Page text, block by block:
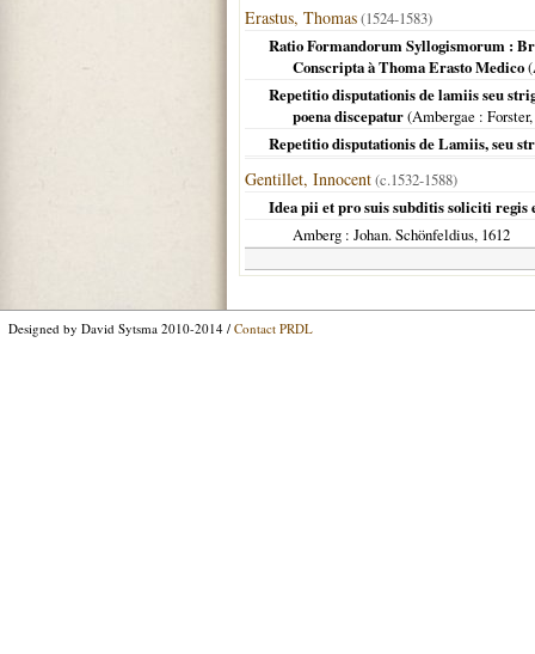
Erastus, Thomas(1524-1583)
Ratio Formandorum Syllogismorum :
Conscripta à Thoma Erasto Medico(
Repetitio disputationis de lamiis seu
poena discepatur(Ambergae : Forster,
Repetitio disputationis de Lamiis, seu
Gentillet, Innocent(c.1532-1588)
Idea pii et pro suis subditis soliciti regis
Amberg : Johan. Schönfeldius, 1612
Designed by David Sytsma 2010-2014 / Contact PRDL